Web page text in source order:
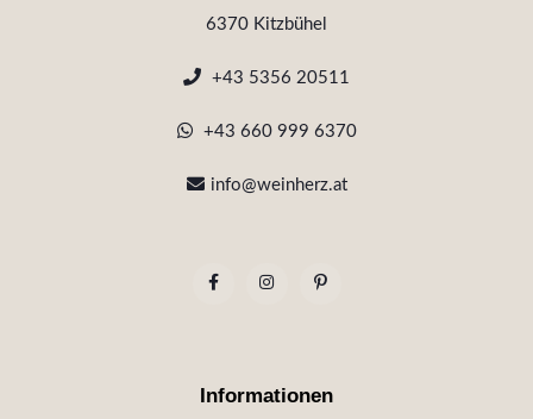
6370 Kitzbühel
+43 5356 20511
+43 660 999 6370
info@weinherz.at
Informationen